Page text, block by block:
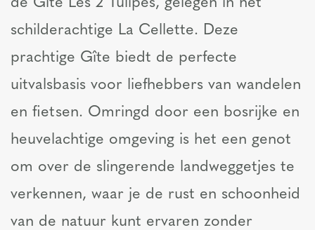
de Gîte Les 2 Tulipes, gelegen in het
schilderachtige La Cellette. Deze
prachtige Gîte biedt de perfecte
uitvalsbasis voor liefhebbers van wandelen
en fietsen. Omringd door een bosrijke en
heuvelachtige omgeving is het een genot
om over de slingerende landweggetjes te
verkennen, waar je de rust en schoonheid
van de natuur kunt ervaren zonder